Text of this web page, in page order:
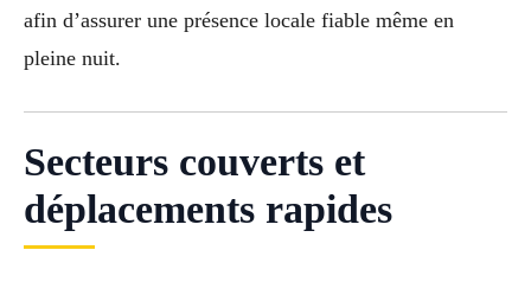
afin d’assurer une présence locale fiable même en
pleine nuit.
Secteurs couverts et
déplacements rapides